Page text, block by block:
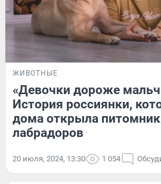
ЖИВОТНЫЕ
«Девочки дороже
История россиянки,
дома открыла питомник
лабрадоров
20 июля, 2024, 13:30 1 054